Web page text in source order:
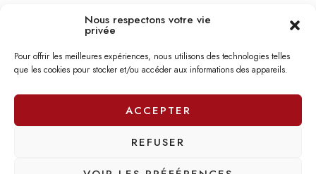
Nous respectons votre vie
privée
Pour offrir les meilleures expériences, nous utilisons des technologies telles
que les cookies pour stocker et/ou accéder aux informations des appareils.
ACCEPTER
REFUSER
SERVICE CLIENT
08:30 - 19:00
Samedi
10:00 - 21:00
Dimanche
Fermé